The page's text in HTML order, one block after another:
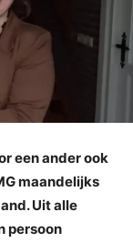
een ander ook
maandelijks
Uit alle
persoon